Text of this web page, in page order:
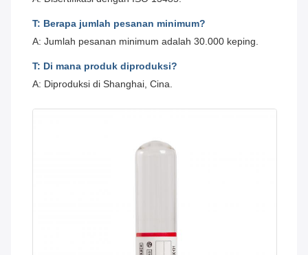
T: Berapa jumlah pesanan minimum?
A: Jumlah pesanan minimum adalah 30.000 keping.
T: Di mana produk diproduksi?
A: Diproduksi di Shanghai, Cina.